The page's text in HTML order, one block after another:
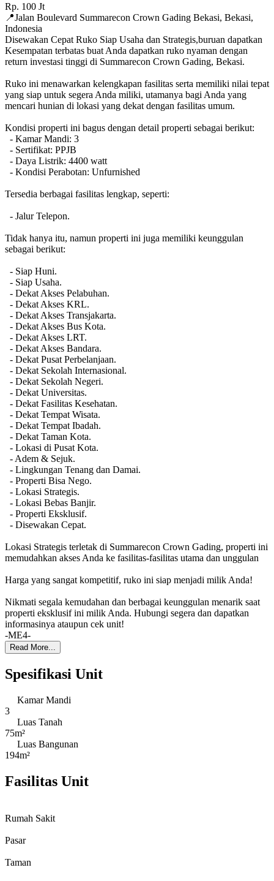
Rp. 100 Jt
📍Jalan Boulevard Summarecon Crown Gading Bekasi, Bekasi,
Indonesia
Disewakan Cepat Ruko Siap Usaha dan Strategis,buruan dapatkan
Kesempatan terbatas buat Anda dapatkan ruko nyaman dengan
return investasi tinggi di Summarecon Crown Gading, Bekasi.
Ruko ini menawarkan kelengkapan fasilitas serta memiliki nilai tepat
yang siap untuk segera Anda miliki, utamanya bagi Anda yang
mencari hunian di lokasi yang dekat dengan fasilitas umum.
Kondisi properti ini bagus dengan detail properti sebagai berikut:
- Kamar Mandi: 3
- Sertifikat: PPJB
- Daya Listrik: 4400 watt
- Kondisi Perabotan: Unfurnished
Tersedia berbagai fasilitas lengkap, seperti:
- Jalur Telepon.
Tidak hanya itu, namun properti ini juga memiliki keunggulan
sebagai berikut:
- Siap Huni.
- Siap Usaha.
- Dekat Akses Pelabuhan.
- Dekat Akses KRL.
- Dekat Akses Transjakarta.
- Dekat Akses Bus Kota.
- Dekat Akses LRT.
- Dekat Akses Bandara.
- Dekat Pusat Perbelanjaan.
- Dekat Sekolah Internasional.
- Dekat Sekolah Negeri.
- Dekat Universitas.
- Dekat Fasilitas Kesehatan.
- Dekat Tempat Wisata.
- Dekat Tempat Ibadah.
- Dekat Taman Kota.
- Lokasi di Pusat Kota.
- Adem & Sejuk.
- Lingkungan Tenang dan Damai.
- Properti Bisa Nego.
- Lokasi Strategis.
- Lokasi Bebas Banjir.
- Properti Eksklusif.
- Disewakan Cepat.
Lokasi Strategis terletak di Summarecon Crown Gading, properti ini
memudahkan akses Anda ke fasilitas-fasilitas utama dan unggulan
Harga yang sangat kompetitif, ruko ini siap menjadi milik Anda!
Nikmati segala kemudahan dan berbagai keunggulan menarik saat
properti eksklusif ini milik Anda. Hubungi segera dan dapatkan
informasinya ataupun cek unit!
-ME4-
Read More...
Spesifikasi Unit
Kamar Mandi
3
Luas Tanah
75m²
Luas Bangunan
194m²
Fasilitas Unit
Rumah Sakit
Pasar
Taman